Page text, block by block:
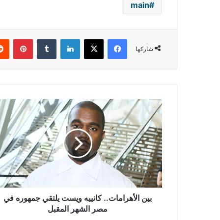
main
شاركها
فيسبوك ‫X لينكدإن
بين
الأهرامات..
كانييه
ويست
يلتقي
جمهوره
في
مصر
الشهر
المقبلبين الأهرامات.. كانييه ويست يلتقي جمهوره في
مصر الشهر المقبل